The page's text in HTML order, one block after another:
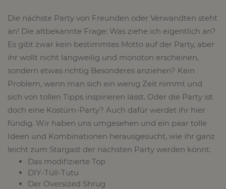
Die nächste Party von Freunden oder Verwandten steht
an! Die altbekannte Frage: Was ziehe ich eigentlich an?
Es gibt zwar kein bestimmtes Motto auf der Party, aber
ihr wollt nicht langweilig und monoton erscheinen,
sondern etwas richtig Besonderes anziehen? Kein
Problem, wenn man sich ein wenig Zeit nimmt und
sich von tollen Tipps inspirieren lässt. Oder die Party ist
doch eine Kostüm-Party? Auch dafür werdet ihr hier
fündig. Wir haben uns umgesehen und ein paar tolle
Ideen und Kombinationen herausgesucht, wie ihr ganz
leicht zum Stargast der nächsten Party werden könnt.
Das modifizierte Top
DIY-Tüll-Tutu
Der Oversized Shrug